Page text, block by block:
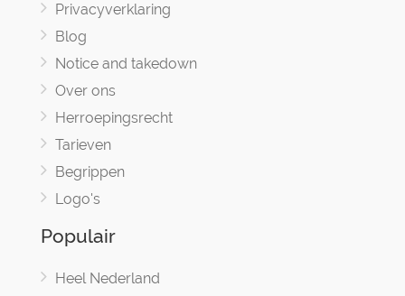
Privacyverklaring
Blog
Notice and takedown
Over ons
Herroepingsrecht
Tarieven
Begrippen
Logo's
Populair
Heel Nederland